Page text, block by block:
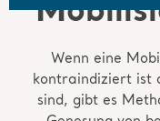
Wenn eine
kontraindiziert ist
sind, gibt es